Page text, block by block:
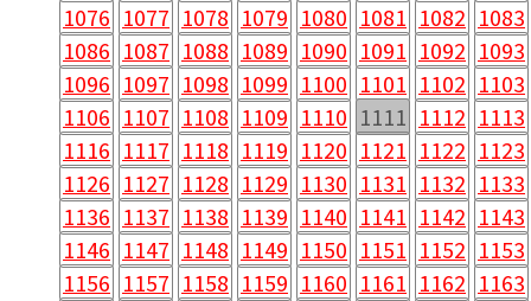
1076 1077 1078 1079 1080 1081 1082 1083
1086 1087 1088 1089 1090 1091 1092 1093
1096 1097 1098 1099 1100 1101 1102 1103
1106 1107 1108 1109 1110 1111 1112 1113
1116 1117 1118 1119 1120 1121 1122 1123
1126 1127 1128 1129 1130 1131 1132 1133
1136 1137 1138 1139 1140 1141 1142 1143
1146 1147 1148 1149 1150 1151 1152 1153
1156 1157 1158 1159 1160 1161 1162 1163